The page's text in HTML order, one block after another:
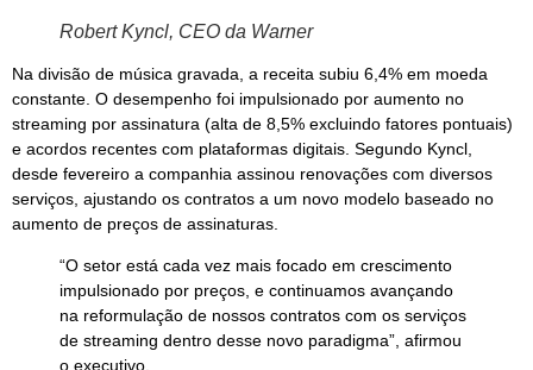
Robert Kyncl, CEO da Warner
Na divisão de música gravada, a receita subiu 6,4% em moeda
constante. O desempenho foi impulsionado por aumento no
streaming por assinatura (alta de 8,5% excluindo fatores pontuais)
e acordos recentes com plataformas digitais. Segundo Kyncl,
desde fevereiro a companhia assinou renovações com diversos
serviços, ajustando os contratos a um novo modelo baseado no
aumento de preços de assinaturas.
“O setor está cada vez mais focado em crescimento
impulsionado por preços, e continuamos avançando
na reformulação de nossos contratos com os serviços
de streaming dentro desse novo paradigma”, afirmou
o executivo.